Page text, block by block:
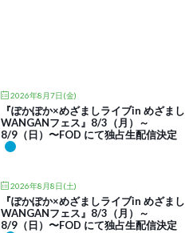
2026年8月7日(金)
『ぽかぽか×めざましライブin めざまし
WANGANフェス』8/3（月）～
8/9（日）〜FOD にて独占生配信決定
2026年8月8日(土)
『ぽかぽか×めざましライブin めざまし
WANGANフェス』8/3（月）～
8/9（日）〜FOD にて独占生配信決定